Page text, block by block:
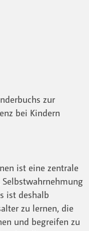
zur
bei Kindern
ist eine zentrale
ist deshalb
zu lernen, die
und begreifen zu